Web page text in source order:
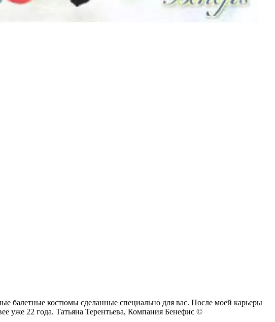
балетные костюмы сделанные специально для вас. После моей карьеры
уже 22 года. Татьяна Терентьева, Компания Бенефис ©